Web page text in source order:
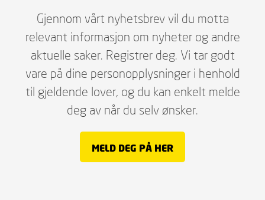
Gjennom vårt nyhetsbrev vil du motta
relevant informasjon om nyheter og andre
aktuelle saker. Registrer deg. Vi tar godt
vare på dine personopplysninger i henhold
til gjeldende lover, og du kan enkelt melde
deg av når du selv ønsker.
MELD DEG PÅ HER